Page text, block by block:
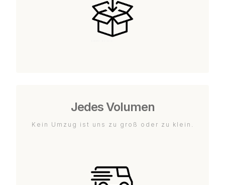
Jedes Volumen
Kein Umzug ist uns zu groß oder zu klein.